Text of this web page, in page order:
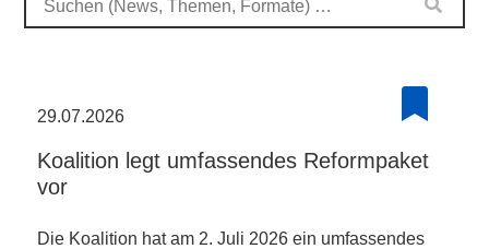
29.07.2026
Koalition legt umfassendes Reformpaket
vor
Die Koalition hat am 2. Juli 2026 ein umfassendes